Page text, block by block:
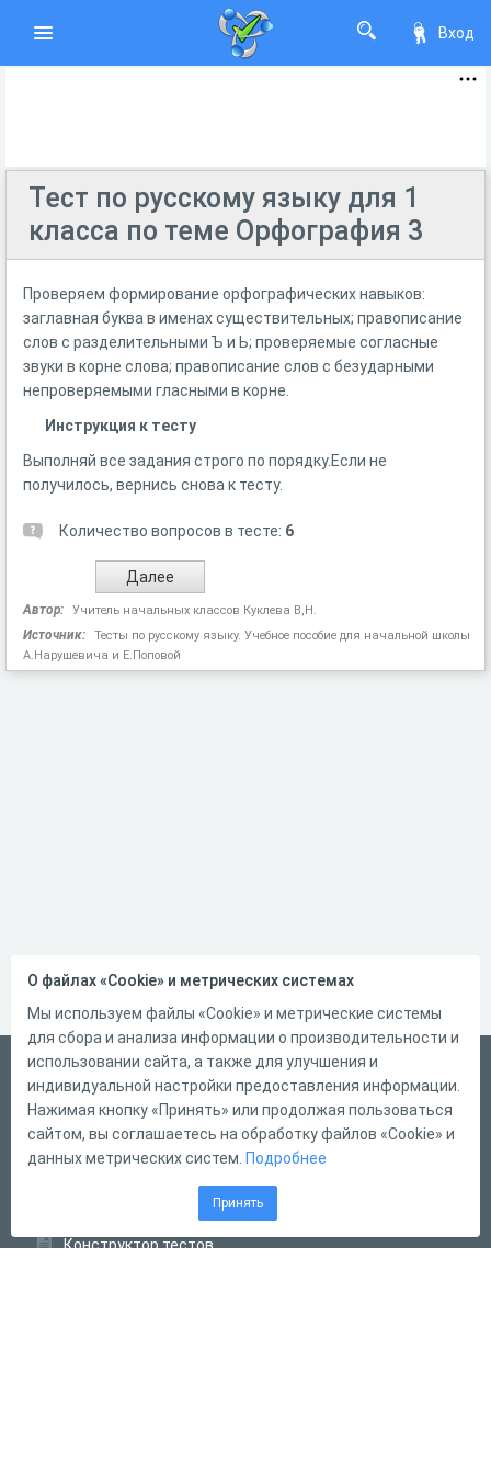
Вход
Тест по русскому языку для 1
класса по теме Орфография 3
Проверяем формирование орфографических навыков:
заглавная буква в именах существительных; правописание
слов с разделительными Ъ и Ь; проверяемые согласные
звуки в корне слова; правописание слов с безударными
непроверяемыми гласными в корне.
Инструкция к тесту
Выполняй все задания строго по порядку.Если не
получилось, вернись снова к тесту.
Количество вопросов в тесте: 6
Автор: Учитель начальных классов Куклева В,Н.
Источник:
Тесты по русскому языку. Учебное пособие для начальной школы
А.Нарушевича и Е.Поповой
Русский
Справка
Форма обратной связи
Конструктор тестов
О файлах «Cookie» и метрических системах
Мы используем файлы «Cookie» и метрические системы
для сбора и анализа информации о производительности и
использовании сайта, а также для улучшения и
индивидуальной настройки предоставления информации.
Нажимая кнопку «Принять» или продолжая пользоваться
сайтом, вы соглашаетесь на обработку файлов «Cookie» и
данных метрических систем. Подробнее
Принять